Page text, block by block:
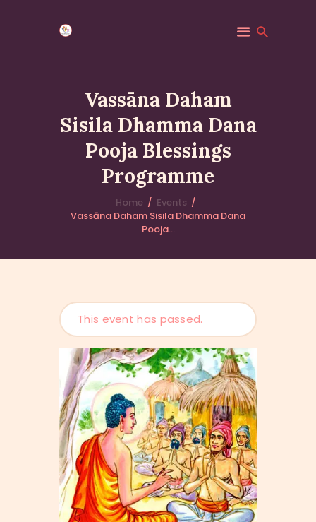
Vassāna Daham
Sisila Dhamma Dana
Pooja Blessings
Programme
Home
Events
Vassāna Daham Sisila Dhamma Dana
Pooja...
HOME
MINDFULNESS
EVENTS
MK COMMUNITY
DHAMMA CLASSES
This event has passed.